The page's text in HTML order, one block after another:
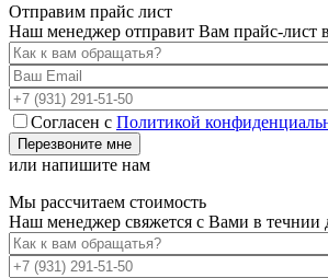
Отправим прайс лист
Наш менеджер отправит Вам прайс-лист
Согласен с Политикой
или напишите нам
Мы рассчитаем стоимость
Наш менеджер свяжется с Вами в течнии